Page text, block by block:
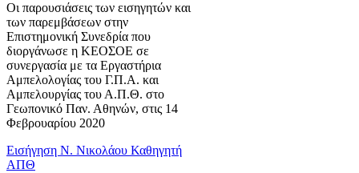
Οι παρουσιάσεις των εισηγητών και
των παρεμβάσεων στην
Επιστημονική Συνεδρία που
διοργάνωσε η ΚΕΟΣΟΕ σε
συνεργασία με τα Εργαστήρια
Αμπελολογίας του Γ.Π.Α. και
Αμπελουργίας του Α.Π.Θ. στο
Γεωπονικό Παν. Αθηνών, στις 14
Φεβρουαρίου 2020
Εισήγηση Ν. Νικολάου Καθηγητή
ΑΠΘ